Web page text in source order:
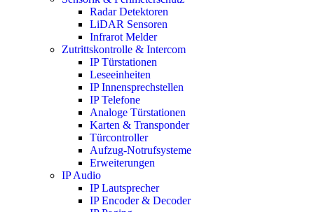
Radar Detektoren
LiDAR Sensoren
Infrarot Melder
Zutrittskontrolle & Intercom
IP Türstationen
Leseeinheiten
IP Innensprechstellen
IP Telefone
Analoge Türstationen
Karten & Transponder
Türcontroller
Aufzug-Notrufsysteme
Erweiterungen
IP Audio
IP Lautsprecher
IP Encoder & Decoder